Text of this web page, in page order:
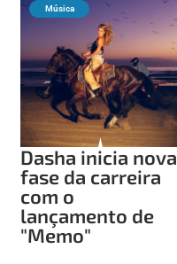
Música
Dasha inicia nova
fase da carreira
com o
lançamento de
"Memo"